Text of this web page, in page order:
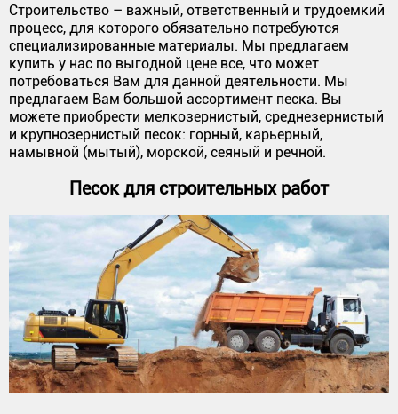
Строительство – важный, ответственный и трудоемкий
процесс, для которого обязательно потребуются
специализированные материалы. Мы предлагаем
купить у нас по выгодной цене все, что может
потребоваться Вам для данной деятельности. Мы
предлагаем Вам большой ассортимент песка. Вы
можете приобрести мелкозернистый, среднезернистый
и крупнозернистый песок: горный, карьерный,
намывной (мытый), морской, сеяный и речной.
Песок для строительных работ